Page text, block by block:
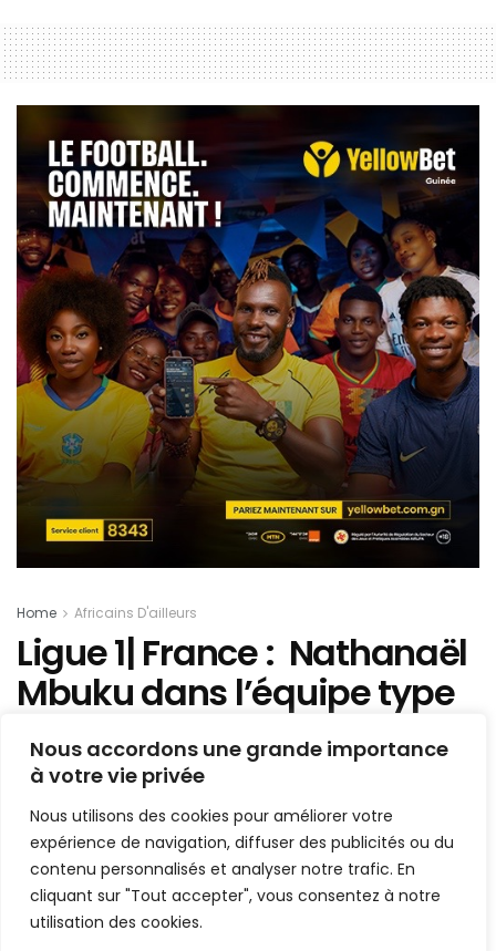
Nous accordons une grande importance
à votre vie privée
Nous utilisons des cookies pour améliorer votre
expérience de navigation, diffuser des publicités ou du
contenu personnalisés et analyser notre trafic. En
cliquant sur "Tout accepter", vous consentez à notre
utilisation des cookies.
Home Africains D'ailleurs
Ligue 1| France : Nathanaël
Mbuku dans l’équipe type
du FF de la 21e journée
Mis en ligne parAFRICASPORT
27 janvier 2021 Temps de lecture:2 minutes